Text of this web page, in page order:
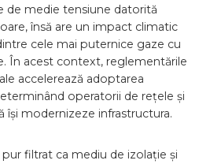
de medie tensiune datorită
însă are un impact climatic
cele mai puternice gaze cu
În acest context, reglementările
accelerează adoptarea
operatorii de rețele și
își modernizeze infrastructura.
pur filtrat ca mediu de izolație și